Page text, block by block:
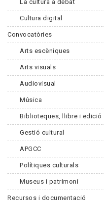
La cultura a debat
Cultura digital
Convocatòries
Arts escèniques
Arts visuals
Audiovisual
Música
Biblioteques, llibre i edició
Gestió cultural
APGCC
Polítiques culturals
Museus i patrimoni
Recursos i documentació